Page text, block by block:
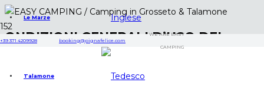
+39 371 4209928 booking@pignafelice.com
WE ARE EASY
CAMPING
Le Marze
Talamone
ONDIZIONI GENERALI D’USO DEL
SITO WEB WWW.PIGNAFELICE.COM
La ditta individuale Pigna Felice di Kim Froning, nato in